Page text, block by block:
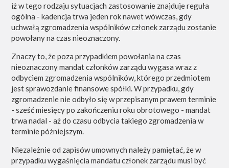
iż w tego rodzaju sytuacjach zastosowanie znajduje reguła
ogólna - kadencja trwa jeden rok nawet wówczas, gdy
uchwałą zgromadzenia wspólników członek zarządu zostanie
powołany na czas nieoznaczony.
Znaczy to, że poza przypadkiem powołania na czas
nieoznaczony mandat członków zarządu wygasa wraz z
odbyciem zgromadzenia wspólników, którego przedmiotem
jest sprawozdanie finansowe spółki. W przypadku, gdy
zgromadzenie nie odbyło się w przepisanym prawem terminie
- sześć miesięcy po zakończeniu roku obrotowego - mandat
trwa nadal - aż do czasu odbycia takiego zgromadzenia w
terminie późniejszym.
Niezależnie od zapisów umownych należy pamiętać, że w
przypadku wygaśnięcia mandatu członek zarządu musi być